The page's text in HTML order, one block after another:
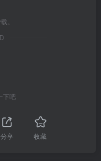
。
下吧
分享 收藏